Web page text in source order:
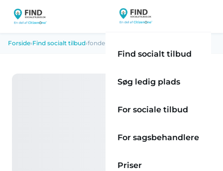
Find socialt tilbud
Søg ledig plads
For sociale tilbud
For sagsbehandlere
Priser
Forside›Find socialt tilbud›fonden-det-private-botilbud